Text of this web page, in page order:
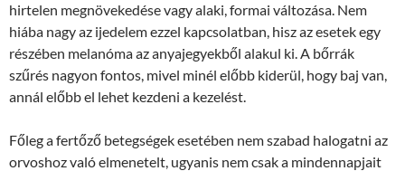
hirtelen megnövekedése vagy alaki, formai változása. Nem
hiába nagy az ijedelem ezzel kapcsolatban, hisz az esetek egy
részében melanóma az anyajegyekből alakul ki. A bőrrák
szűrés nagyon fontos, mivel minél előbb kiderül, hogy baj van,
annál előbb el lehet kezdeni a kezelést.
Főleg a fertőző betegségek esetében nem szabad halogatni az
orvoshoz való elmenetelt, ugyanis nem csak a mindennapjait